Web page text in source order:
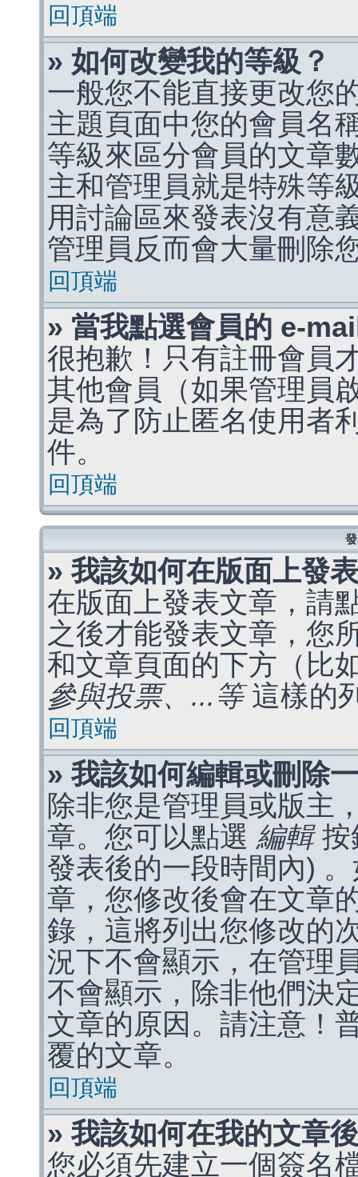
回頂端
» 如何改變我的等級？
一般您不能直接更改您
主題頁面中您的會員名
等級來區分會員的文章
主和管理員就是特殊等
用討論區來發表沒有意
管理員反而會大量刪除
回頂端
» 當我點選會員的 e-
很抱歉！只有註冊會員
其他會員（如果管理員
是為了防止匿名使用者
件。
回頂端
» 我該如何在版面上發
在版面上發表文章，請
之後才能發表文章，您
和文章頁面的下方（比
參與投票、...等這樣的
回頂端
» 我該如何編輯或刪除
除非您是管理員或版主
章。您可以點選 編輯按
發表後的一段時間內)
章，您修改後會在文章
錄，這將列出您修改的
況下不會顯示，在管理
不會顯示，除非他們決
文章的原因。請注意！
覆的文章。
回頂端
» 我該如何在我的文章
您必須先建立一個簽名